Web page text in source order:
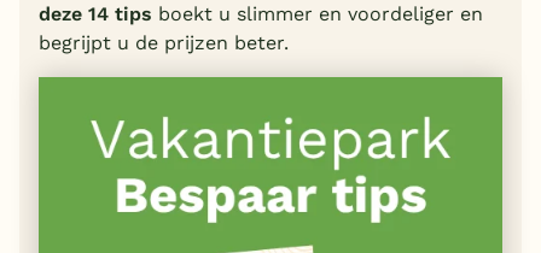
deze 14 tips boekt u slimmer en voordeliger en
begrijpt u de prijzen beter.